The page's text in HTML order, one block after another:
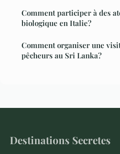
Comment participer à des
biologique en Italie?
Comment organiser une
pêcheurs au Sri Lanka?
Destinations Secretes